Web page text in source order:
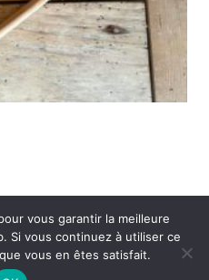
légales
vous garantir la meilleure
Si vous continuez à utiliser ce
vous en êtes satisfait.